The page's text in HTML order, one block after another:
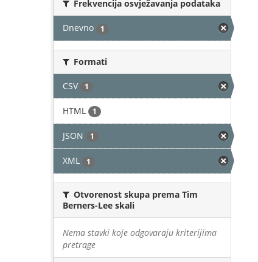
Frekvencija osvježavanja podataka
Dnevno 1
Formati
CSV 1
HTML 1
JSON 1
XML 1
Otvorenost skupa prema Tim
Berners-Lee skali
Nema stavki koje odgovaraju kriterijima
pretrage